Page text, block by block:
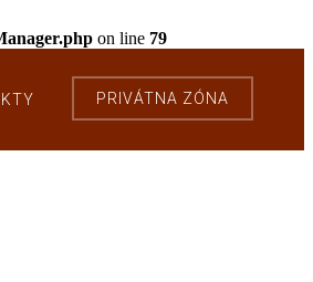
on line 79
PRIVÁTNA ZÓNA